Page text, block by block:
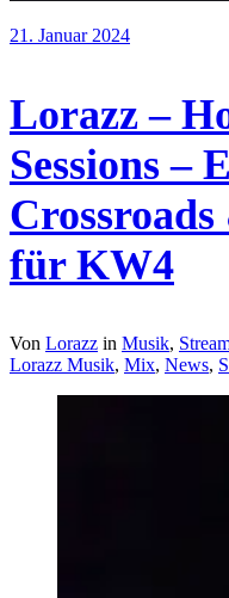
21. Januar 2024
Lorazz –
Sessions –
für KW4
Von Lorazz in Musik,
Lorazz Musik, Mix, News,